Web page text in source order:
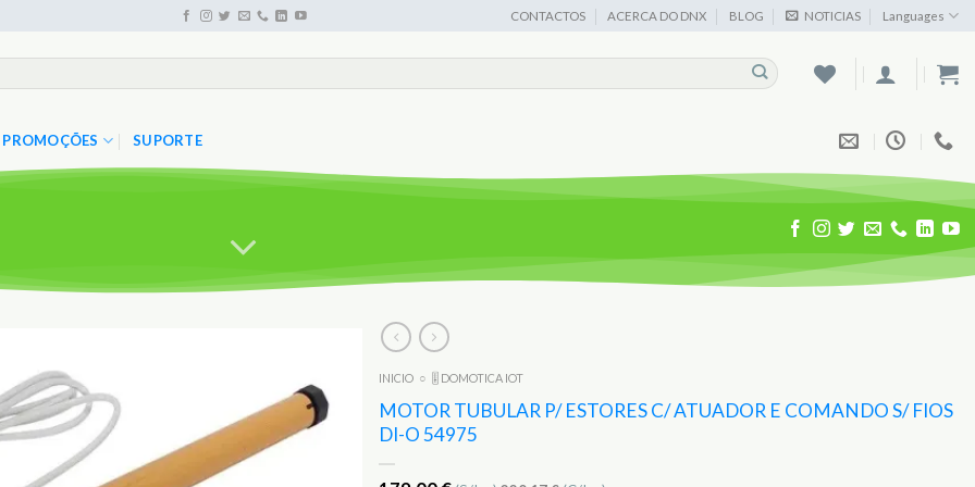
CONTACTOS ACERCA DO DNX BLOG NOTICIAS Languages
PROMOÇÕES SUPORTE
Adicionar
aos
Favoritos
INICIO ○ 🎚️ DOMOTICA IOT
MOTOR TUBULAR P/ ESTORES C/ ATUADOR E COMANDO S/ FIOS
DI-O 54975